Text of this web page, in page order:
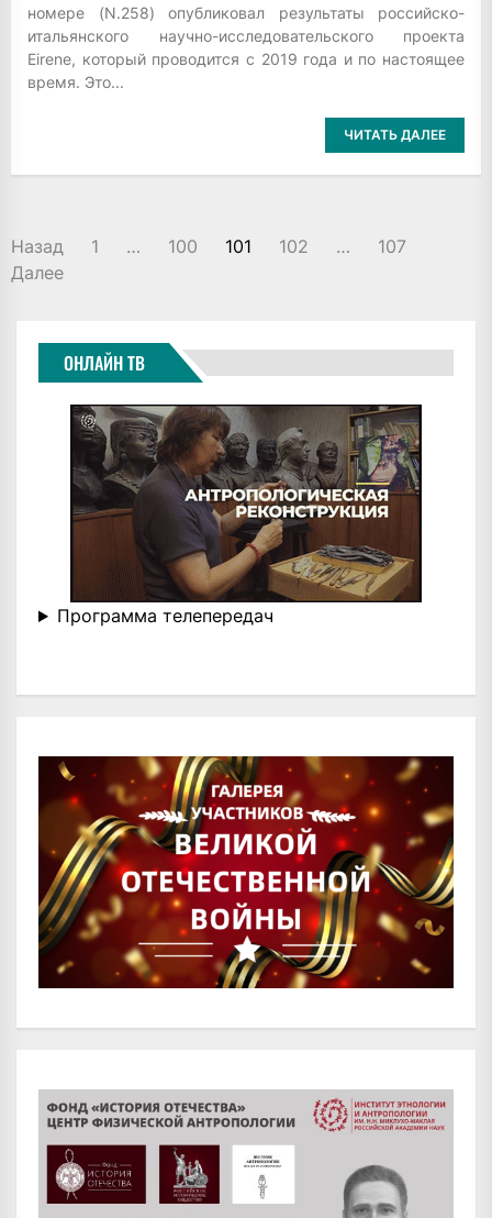
номере (N.258) опубликовал результаты российско-
итальянского научно-исследовательского проекта
Eirene, который проводится с 2019 года и по настоящее
время. Это...
ЧИТАТЬ ДАЛЕЕ
ПАГИНАЦИЯ
ЗАПИСЕЙ
Назад 1 … 100 101 102 …
107
Далее
ОНЛАЙН ТВ
Программа телепередач